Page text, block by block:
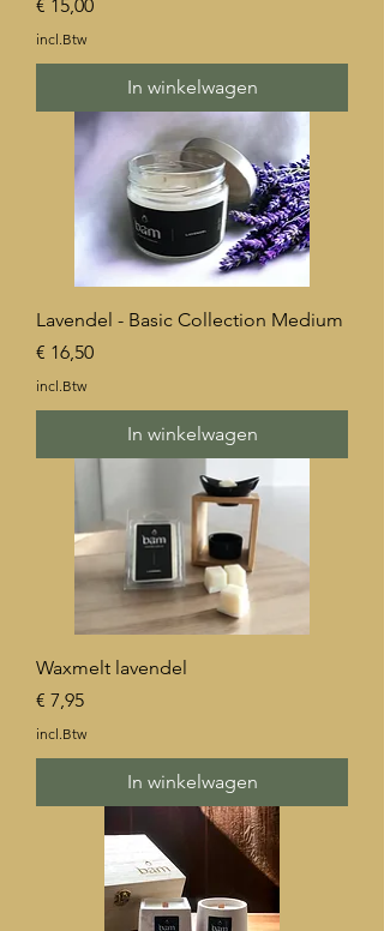
€ 15,00
incl.Btw
In winkelwagen
Lavendel - Basic Collection Medium
Prijs
€ 16,50
incl.Btw
In winkelwagen
Waxmelt lavendel
Prijs
€ 7,95
incl.Btw
In winkelwagen